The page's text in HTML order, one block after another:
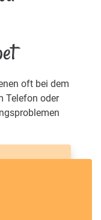
oft bei dem
Telefon oder